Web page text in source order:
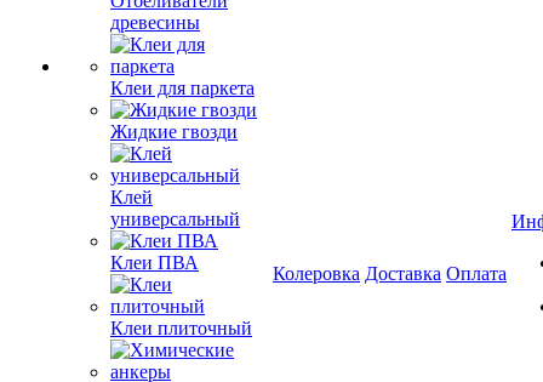
древесины
Клеи для паркета
Жидкие гвозди
Клей
универсальный
Клеи ПВА
Клеи плиточный
Колеровка Доставка Оплата